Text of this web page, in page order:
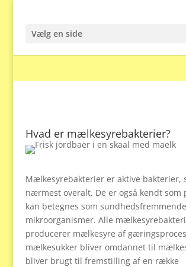
Vælg en side
Hvad er mælkesyrebakterier?
Mælkesyrebakterier er aktive bakterier,
nærmest overalt. De er også kendt som
kan betegnes som sundhedsfremmende
mikroorganismer. Alle
producerer mælkesyre af
mælkesukker bliver omdannet til
bliver brugt til fremstilling af en række